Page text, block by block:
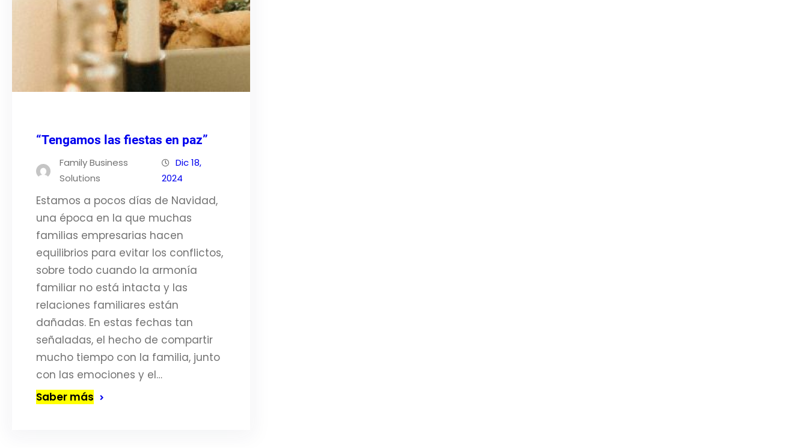
“Tengamos las fiestas en paz”
Family Business
Solutions
Dic 18,
2024
Estamos a pocos días de Navidad,
una época en la que muchas
familias empresarias hacen
equilibrios para evitar los conflictos,
sobre todo cuando la armonía
familiar no está intacta y las
relaciones familiares están
dañadas. En estas fechas tan
señaladas, el hecho de compartir
mucho tiempo con la familia, junto
con las emociones y el…
Saber más